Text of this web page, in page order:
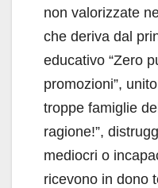
non valorizzate
che deriva dal
educativo “Zero
promozioni”,
troppe famiglie
ragione!”,
mediocri o
ricevono in dono